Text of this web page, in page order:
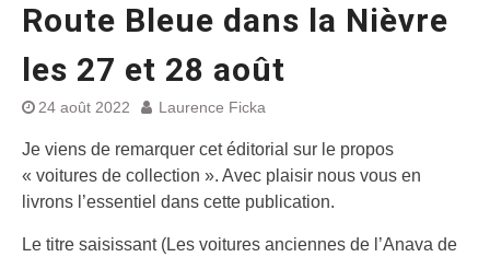
Route Bleue dans la Nièvre
les 27 et 28 août
24 août 2022 Laurence Ficka
Je viens de remarquer cet éditorial sur le propos
« voitures de collection ». Avec plaisir nous vous en
livrons l’essentiel dans cette publication.
Le titre saisissant (Les voitures anciennes de l’Anava de